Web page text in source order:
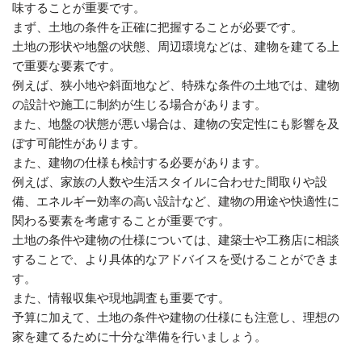
味することが重要です。
まず、土地の条件を正確に把握することが必要です。
土地の形状や地盤の状態、周辺環境などは、建物を建てる上
で重要な要素です。
例えば、狭小地や斜面地など、特殊な条件の土地では、建物
の設計や施工に制約が生じる場合があります。
また、地盤の状態が悪い場合は、建物の安定性にも影響を及
ぼす可能性があります。
また、建物の仕様も検討する必要があります。
例えば、家族の人数や生活スタイルに合わせた間取りや設
備、エネルギー効率の高い設計など、建物の用途や快適性に
関わる要素を考慮することが重要です。
土地の条件や建物の仕様については、建築士や工務店に相談
することで、より具体的なアドバイスを受けることができま
す。
また、情報収集や現地調査も重要です。
予算に加えて、土地の条件や建物の仕様にも注意し、理想の
家を建てるために十分な準備を行いましょう。